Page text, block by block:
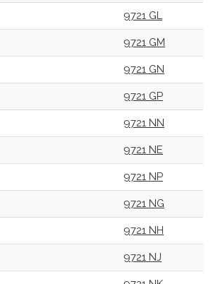
9721 GL
9721 GM
9721 GN
9721 GP
9721 NN
9721 NE
9721 NP
9721 NG
9721 NH
9721 NJ